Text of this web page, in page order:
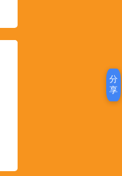
分
享